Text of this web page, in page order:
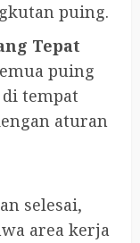
puing.
Tepat
puing
tempat
aturan
selesai,
area kerja